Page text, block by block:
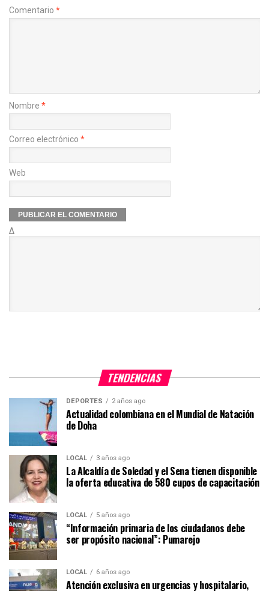
Comentario *
Nombre *
Correo electrónico *
Web
Δ
TENDENCIAS
DEPORTES 2 años ago
Actualidad colombiana en el Mundial de Natación
de Doha
LOCAL 3 años ago
La Alcaldía de Soledad y el Sena tienen disponible
la oferta educativa de 580 cupos de capacitación
LOCAL 5 años ago
“Información primaria de los ciudadanos debe
ser propósito nacional”: Pumarejo
LOCAL 6 años ago
Atención exclusiva en urgencias y hospitalario,